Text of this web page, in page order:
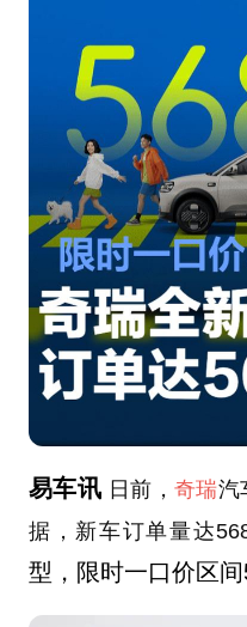
易车讯 日前，奇瑞汽
据，新车订单量达
型，限时一口价区间